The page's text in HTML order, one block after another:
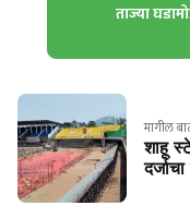
ताज्या
मागील
शाहू